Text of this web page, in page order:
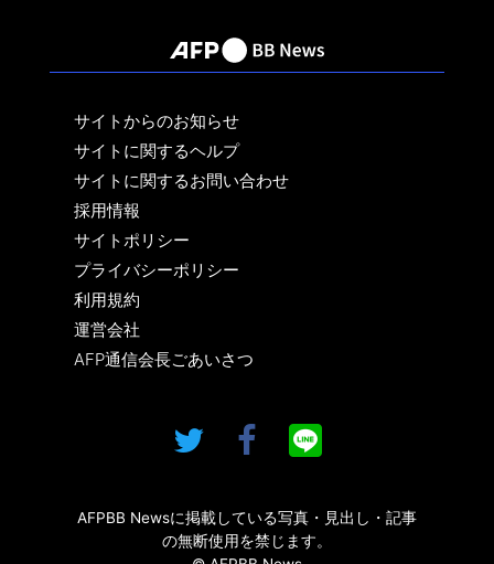
サイトからのお知らせ
サイトに関するヘルプ
サイトに関するお問い合わせ
採用情報
サイトポリシー
プライバシーポリシー
利用規約
運営会社
AFP通信会長ごあいさつ
AFPBB Newsに掲載している写真・見出し・記事
の無断使用を禁じます。